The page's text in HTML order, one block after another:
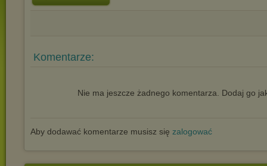
Komentarze:
Nie ma jeszcze żadnego komentarza. Dodaj go
Aby dodawać komentarze musisz się zalogować